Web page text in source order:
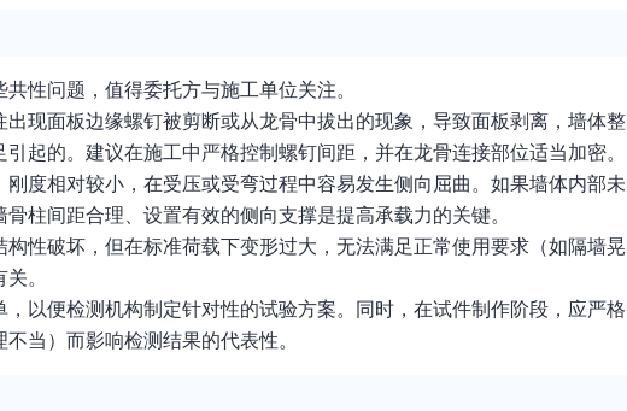
性问题，值得委托方与施工单位关注。
现面板边缘螺钉被剪断或从龙骨中拔出的现象，导致面板剥离，墙体整
起的。建议在施工中严格控制螺钉间距，并在龙骨连接部位适当加密。
度相对较小，在受压或受弯过程中容易发生侧向屈曲。如果墙体内部未
柱间距合理、设置有效的侧向支撑是提高承载力的关键。
性破坏，但在标准荷载下变形过大，无法满足正常使用要求（如隔墙晃
。
以便检测机构制定针对性的试验方案。同时，在试件制作阶段，应严格
当）而影响检测结果的代表性。